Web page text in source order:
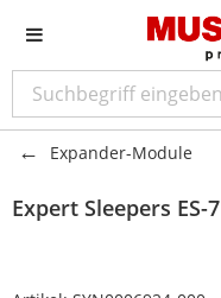
Expander-Module
Expert Sleepers ES-7